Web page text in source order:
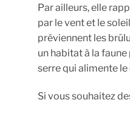
Par ailleurs, elle
par le vent et le
préviennent les
un habitat à la
serre qui alimente
Si vous souhaitez